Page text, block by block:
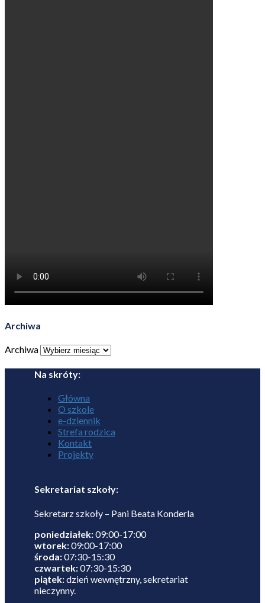
Archiwa
Archiwa
Na skróty:
Główna
O szkole
e-dziennik
Strefa rodzica
Kontakt
Projekty
Sekretariat szkoły:
Sekretarz szkoły – Pani Beata Konderla
poniedziałek:09:00-17:00
wtorek:09:00-17:00
środa:07:30-15:30
czwartek:07:30-15:30
piątek:dzień wewnętrzny, sekretariat
nieczynny.